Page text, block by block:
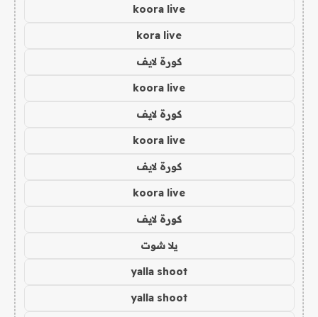
koora live
kora live
كورة لايف
koora live
كورة لايف
koora live
كورة لايف
koora live
كورة لايف
يلا شوت
yalla shoot
yalla shoot